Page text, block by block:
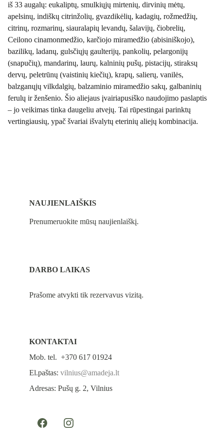
iš 33 augalų: eukaliptų, smulkiųjų mirtenių, dirvinių mėtų,
apelsinų, indiškų citrinžolių, gvazdikėlių, kadagių, rožmedžių,
citrinų, rozmarinų, siauralapių levandų, šalavijų, čiobrelių,
Ceilono cinamonmedžio, karčiojo miramedžio (abisiniškojo),
bazilikų, ladanų, gulsčiųjų gaulterijų, pankolių, pelargonijų
(snapučių), mandarinų, laurų, kalninių pušų, pistacijų, stiraksų
dervų, peletrūnų (vaistinių kiečių), krapų, salierų, vanilės,
balzganųjų vilkdalgių, balzaminio miramedžio sakų, galbaninių
ferulų ir ženšenio. Šio aliejaus įvairiapusiško naudojimo paslaptis
– jo veikimas tinka daugeliu atvejų. Tai rūpestingai parinktų
vertingiausių, ypač švariai išvalytų eterinių aliejų kombinacija.
NAUJIENLAIŠKIS
Prenumeruokite mūsų naujienlaiškį.
DARBO LAIKAS
KONTAKTAI
Mob. tel.  +370 617 01924
El.paštas: vilnius@amadeja.lt
Adresas: Pušų g. 2, Vilnius
Prašome atvykti tik rezervavus vizitą.